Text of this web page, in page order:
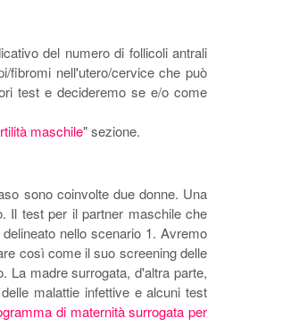
del numero di follicoli antrali
fibromi nell'utero/cervice che può
test e decideremo se e/o come
maschile" sezione.
sono coinvolte due donne. Una
Il test per il partner maschile che
nello scenario 1. Avremo
così come il suo screening delle
La madre surrogata, d'altra parte,
malattie infettive e alcuni test
di maternità surrogata per